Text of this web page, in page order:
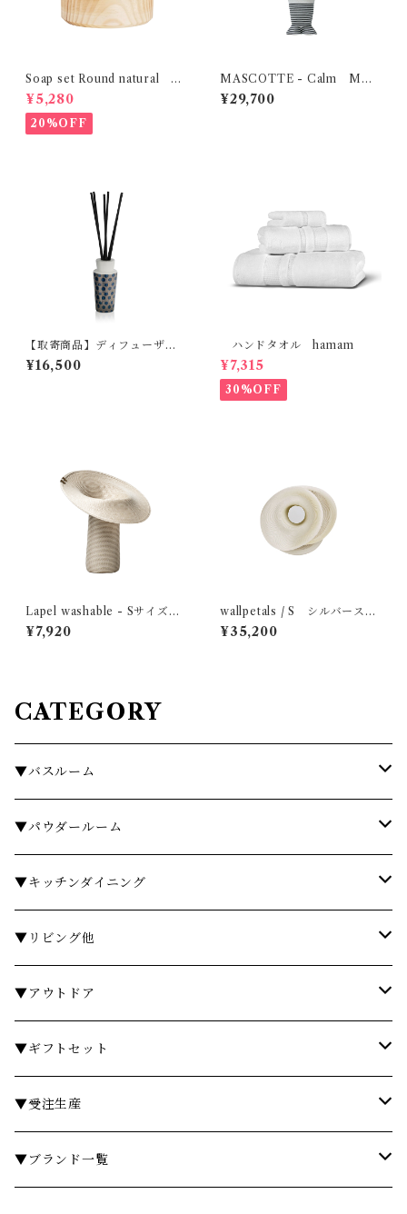
Soap set Round natural H
ETKINEN
¥5,280
20%OFF
MASCOTTE - Calm MOB
JE
¥29,700
【取寄商品】ディフューザ
ー スモール MAX BENJAM
IN ILUM COLLECTION
¥16,500
ハンドタオル hamam
¥7,315
30%OFF
Lapel washable - Sサイズ
MOBJE
¥7,920
wallpetals / S シルバーステ
ッチ MOBJE
¥35,200
CATEGORY
▼バスルーム
タオル
バスローブ
石鹸・ボディソープ
入浴剤・バスソルト
ディスペンサー・ソープディッシュ
ボディケア
衣類ケア
▼パウダールーム
石鹸・ハンドウォッシュ
ディスペンサー・ソープディッシュ
歯ブラシスタンド・タンブラー
ハンドクリーム
ランドリーバスケット
ミラー
▼キッチンダイニング
お皿・プレート
グラス・コップ
カトラリー
箸・箸置き
ランチョンマット・コースター
▼リビング他
フレグランス
フレグランスランプ
リードディフューザー
時計
キャンドル
フラワーベース
▼アウトドア
テーブル
椅子・スツール
その他
▼ギフトセット
￥3,000～
￥5,000～
▼受注生産
テーブル
▼ブランド一覧